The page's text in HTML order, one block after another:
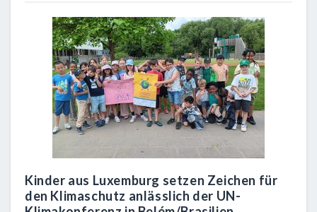
Kinder aus Luxemburg setzen Zeichen für
den Klimaschutz anlässlich der UN-